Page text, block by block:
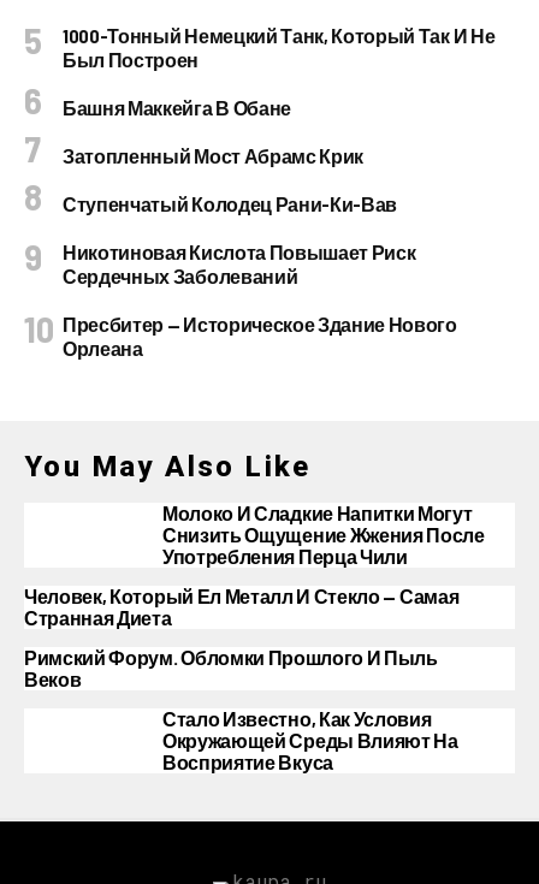
1000-Тонный Немецкий Танк, Который Так И Не
Был Построен
Башня Маккейга В Обане
Затопленный Мост Абрамс Крик
Ступенчатый Колодец Рани-Ки-Вав
Никотиновая Кислота Повышает Риск
Сердечных Заболеваний
Пресбитер — Историческое Здание Нового
Орлеана
You May Also Like
Молоко И Сладкие Напитки Могут
Снизить Ощущение Жжения После
Употребления Перца Чили
Человек, Который Ел Металл И Стекло — Самая
Странная Диета
Римский Форум. Обломки Прошлого И Пыль
Веков
Стало Известно, Как Условия
Окружающей Среды Влияют На
Восприятие Вкуса